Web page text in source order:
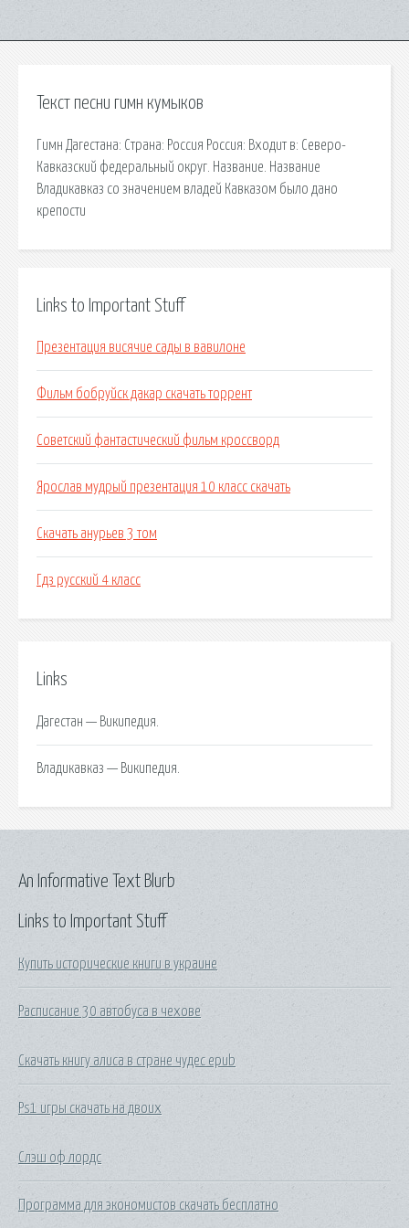
Текст песни гимн кумыков
Гимн Дагестана: Страна: Россия Россия: Входит в: Северо-
Кавказский федеральный округ. Название. Название
Владикавказ со значением владей Кавказом было дано
крепости
Links to Important Stuff
Презентация висячие сады в вавилоне
Фильм бобруйск дакар скачать торрент
Советский фантастический фильм кроссворд
Ярослав мудрый презентация 10 класс скачать
Скачать анурьев 3 том
Гдз русский 4 класс
Links
Дагестан — Википедия.
Владикавказ — Википедия.
Links to Important Stuff
Купить исторические книги в украине
Расписание 30 автобуса в чехове
Скачать книгу алиса в стране чудес epub
Ps1 игры скачать на двоих
Слэш оф лордс
Программа для экономистов скачать бесплатно
An Informative Text Blurb